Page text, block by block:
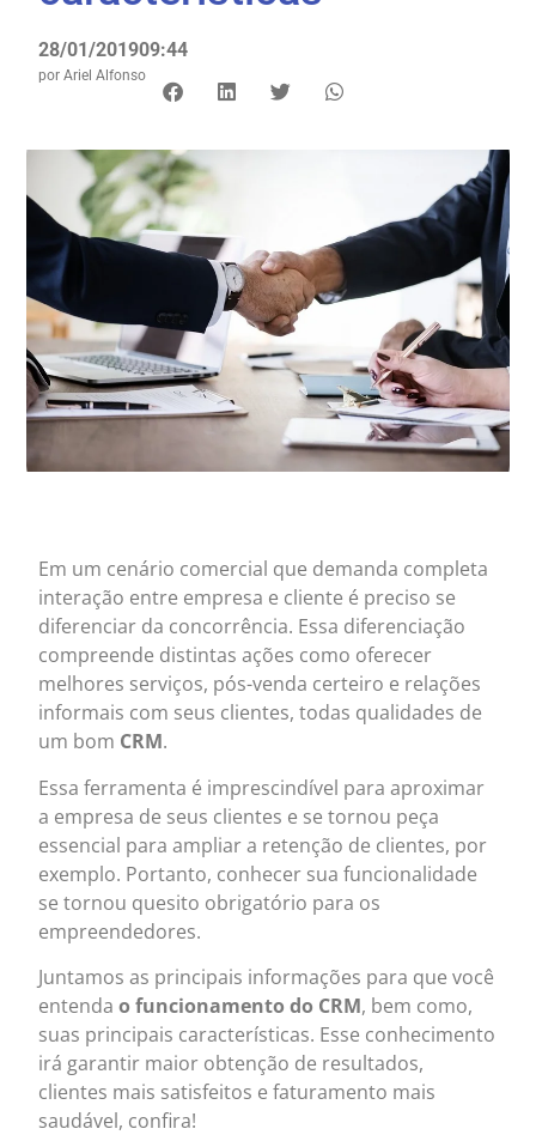
28/01/201909:44
por Ariel Alfonso
Em um cenário comercial que demanda completa
interação entre empresa e cliente é preciso se
diferenciar da concorrência. Essa diferenciação
compreende distintas ações como oferecer
melhores serviços, pós-venda certeiro e relações
informais com seus clientes, todas qualidades de
um bom CRM.
Essa ferramenta é imprescindível para aproximar
a empresa de seus clientes e se tornou peça
essencial para ampliar a retenção de clientes, por
exemplo. Portanto, conhecer sua funcionalidade
se tornou quesito obrigatório para os
empreendedores.
Juntamos as principais informações para que você
entendao funcionamento do CRM, bem como,
suas principais características. Esse conhecimento
irá garantir maior obtenção de resultados,
clientes mais satisfeitos e faturamento mais
saudável, confira!